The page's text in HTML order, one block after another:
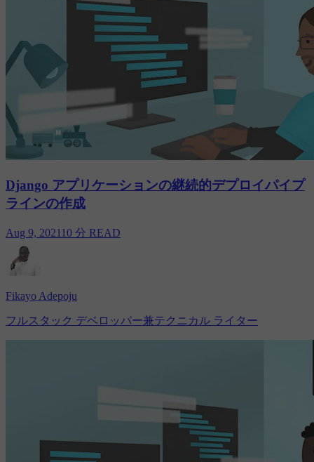
Django アプリケーションの継続的デプロイパイプ
ラインの作成
Aug 9, 2021 10 分 READ
Fikayo Adepoju
フルスタック デベロッパー兼テクニカル ライター